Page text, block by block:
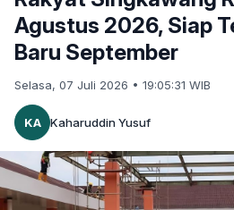
Agustus 2026, Siap
Baru September
Selasa, 07 Juli 2026 • 19:05:31 WIB
KA Kaharuddin Yusuf